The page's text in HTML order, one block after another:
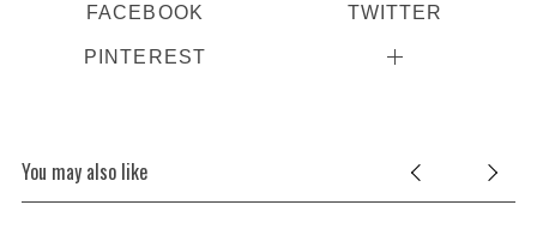
FACEBOOK TWITTER
PINTEREST
You may also like